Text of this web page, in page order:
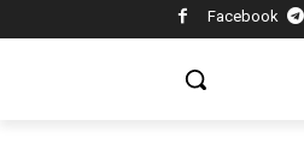
Facebook